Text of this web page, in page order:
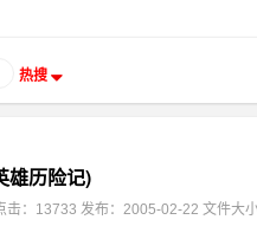
热搜
雄历险记)
击：13733 发布：2005-02-22 文件大